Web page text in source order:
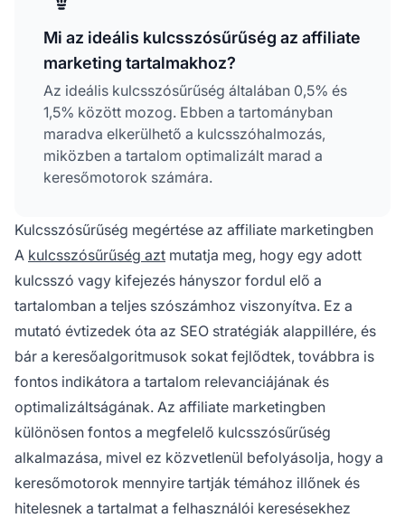
Mi az ideális kulcsszósűrűség az affiliate
marketing tartalmakhoz?
Az ideális kulcsszósűrűség általában 0,5% és
1,5% között mozog. Ebben a tartományban
maradva elkerülhető a kulcsszóhalmozás,
miközben a tartalom optimalizált marad a
keresőmotorok számára.
Kulcsszósűrűség megértése az affiliate marketingben
A kulcsszósűrűség azt mutatja meg, hogy egy adott
kulcsszó vagy kifejezés hányszor fordul elő a
tartalomban a teljes szószámhoz viszonyítva. Ez a
mutató évtizedek óta az SEO stratégiák alappillére, és
bár a keresőalgoritmusok sokat fejlődtek, továbbra is
fontos indikátora a tartalom relevanciájának és
optimalizáltságának. Az affiliate marketingben
különösen fontos a megfelelő kulcsszósűrűség
alkalmazása, mivel ez közvetlenül befolyásolja, hogy a
keresőmotorok mennyire tartják témához illőnek és
hitelesnek a tartalmat a felhasználói keresésekhez